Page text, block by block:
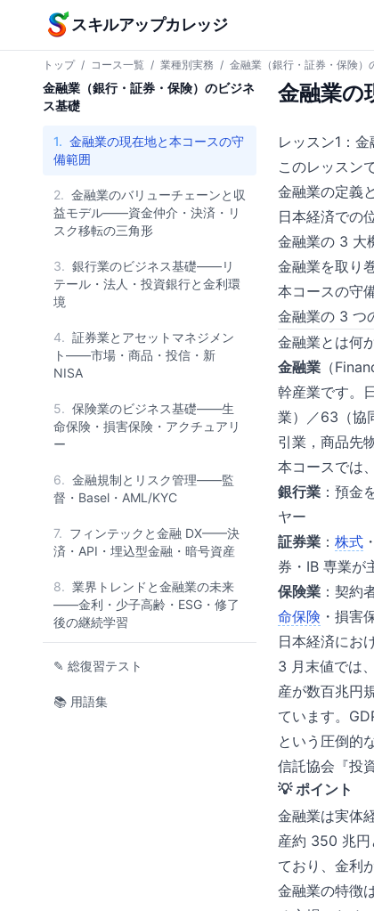
本文へスキップ
スキルアップカレッジ
トップ / コース一覧 / 業種別実務 / 金融業（銀行・証券・保険）
金融業（銀行・証券・保険）のビジネ
ス基礎
1. 金融業の現在地と本コースの守
備範囲
2. 金融業のバリューチェーンと収
益モデル——資金仲介・決済・リ
スク移転の三角形
3. 銀行業のビジネス基礎——リ
テール・法人・投資銀行と金利環
境
4. 証券業とアセットマネジメン
ト——市場・商品・投信・新
NISA
5. 保険業のビジネス基礎——生
命保険・損害保険・アクチュアリ
ー
6. 金融規制とリスク管理——監
督・Basel・AML/KYC
7. フィンテックと金融 DX——決
済・API・埋込型金融・暗号資産
8. 業界トレンドと金融業の未来
——金利・少子高齢・ESG・修了
後の継続学習
✎ 総復習テスト
📚 用語集
金融業の
レッスン1：
このレッスン
金融業の定義
日本経済での
金融業の 3 大
金融業を取り
本コースの守
金融業の 3 つ
金融業とは何
金融業 （
幹産業です。
業）／63（協
引業，商品先
本コースでは
銀行業 ：預金
ヤー
証券業 ： 株式
券・IB 専業が
保険業 ：契約
命保険 ・損害
日本経済にお
3 月末値では
産が数百兆円
ています。
という圧倒的
信託協会『投
💡 ポイント
金融業は実体
産約 350 兆円
ており、金利
金融業の特徴